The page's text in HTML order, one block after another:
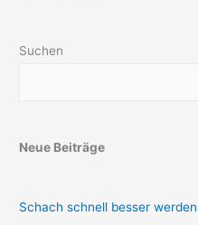
Suchen
Neue Beiträge
Schach schnell besser